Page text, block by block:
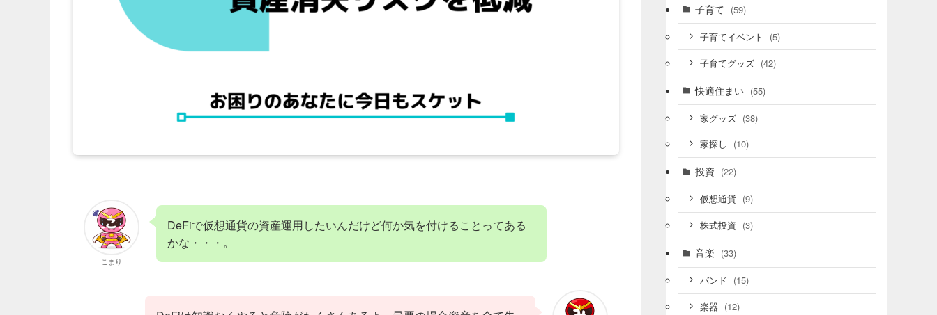
こまり
DeFiで仮想通貨の資産運用したいんだけど何か気を付けることってある
かな・・・。
子育て (59)
子育てイベント (5)
子育てグッズ (42)
快適住まい (55)
家グッズ (38)
家探し (10)
投資 (22)
仮想通貨 (9)
株式投資 (3)
音楽 (33)
バンド (15)
楽器 (12)